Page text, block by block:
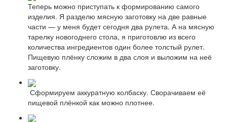
Теперь можно приступать к формированию самого
изделия. Я разделю мясную заготовку на две равные
части — у меня будет сегодня два рулета. А на мясную
тарелку новогоднего стола, я приготовлю из всего
количества ингредиентов один более толстый рулет.
Пищевую плёнку сложим в два слоя и выложим на неё
заготовку.
Сформируем аккуратную колбаску. Сворачиваем её
пищевой плёнкой как можно плотнее.